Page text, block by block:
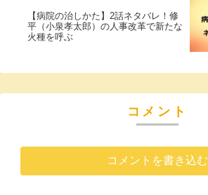
【病院の治しかた】2話ネタバレ！修
平（小泉孝太郎）の人事改革で新たな
火種を呼ぶ
コメント
コメントを書き込む